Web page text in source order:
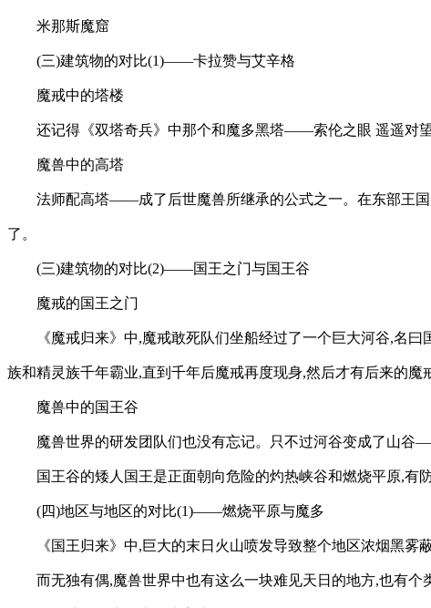
米那斯魔窟
(三)建筑物的对比(1)——卡拉赞与艾辛格
魔戒中的塔楼
还记得《双塔奇兵》中那个和魔多黑塔——索伦之眼 遥遥对
魔兽中的高塔
法师配高塔——成了后世魔兽所继承的公式之一。在东部王
了。
(三)建筑物的对比(2)——国王之门与国王谷
魔戒的国王之门
《魔戒归来》中,魔戒敢死队们坐船经过了一个巨大河谷,名
族和精灵族千年霸业,直到千年后魔戒再度现身,然后才有后来的魔
魔兽中的国王谷
魔兽世界的研发团队们也没有忘记。只不过河谷变成了山谷
国王谷的矮人国王是正面朝向危险的灼热峡谷和燃烧平原,有
(四)地区与地区的对比(1)——燃烧平原与魔多
《国王归来》中,巨大的末日火山喷发导致整个地区浓烟黑雾
而无独有偶,魔兽世界中也有这么一块难见天日的地方,也有